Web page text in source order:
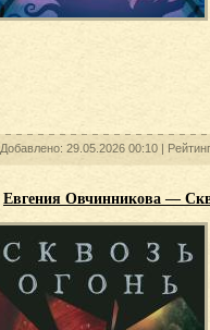
Добавлено: 29.05.2026 00:10 |
Евгения Овчинникова —